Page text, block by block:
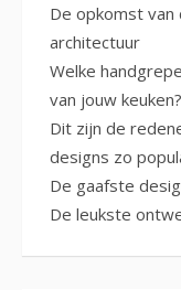
De opkomst van
architectuur
Welke
van jouw keuken?
Dit zijn de
designs zo
De gaafste
De leukste